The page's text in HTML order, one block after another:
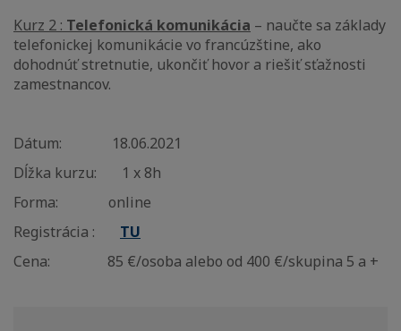
Kurz 2 : Telefonická komunikácia – naučte sa základy
telefonickej komunikácie vo francúzštine, ako
dohodnúť stretnutie, ukončiť hovor a riešiť sťažnosti
zamestnancov.
Dátum: 18.06.2021
Dĺžka kurzu: 1 x 8h
Forma: online
Registrácia : TU
Cena: 85 €/osoba alebo od 400 €/skupina 5 a +